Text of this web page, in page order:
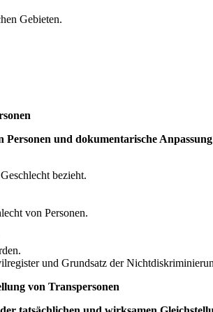
Gebieten.
und dokumentarische Anpassung
bezieht.
von Personen.
und Grundsatz der
von Transpersonen